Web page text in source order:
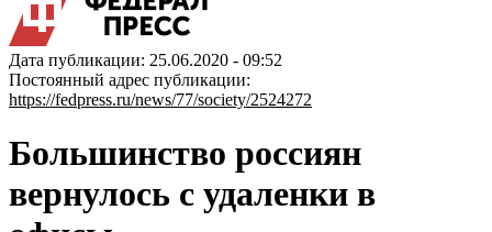
Дата публикации: 25.06.2020 - 09:52
Постоянный адрес публикации:
https://fedpress.ru/news/77/society/2524272
Большинство россиян
вернулось с удаленки в